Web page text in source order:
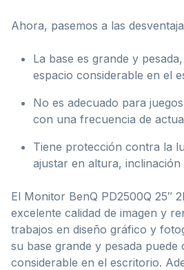
Ahora, pasemos a las
La base es grande y
espacio considerable en el
No es adecuado para
con una frecuencia de
Tiene protección contra la
ajustar en altura,
El Monitor BenQ PD2500Q 25″
excelente calidad de imagen y
trabajos en diseño gráfico y
su base grande y pesada
considerable en el escritorio.